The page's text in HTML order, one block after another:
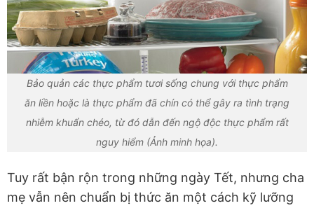
Bảo quản các thực phẩm tươi sống chung với thực phẩm
ăn liền hoặc là thực phẩm đã chín có thể gây ra tình trạng
nhiễm khuẩn chéo, từ đó dẫn đến ngộ độc thực phẩm rất
nguy hiểm (Ảnh minh họa).
Tuy rất bận rộn trong những ngày Tết, nhưng cha
mẹ vẫn nên chuẩn bị thức ăn một cách kỹ lưỡng